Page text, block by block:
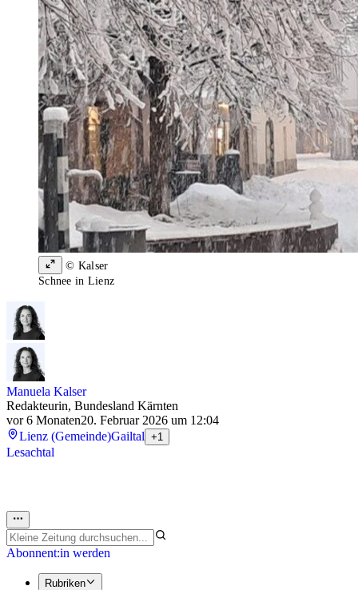
© Kalser
Schnee in Lienz
Manuela Kalser
Redakteurin, Bundesland Kärnten
vor 6 Monaten20. Februar 2026 um 12:04
Lienz (Gemeinde)Gailtal +1
Lesachtal
Abonnent:in werden
Rubriken